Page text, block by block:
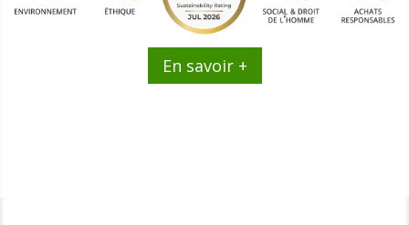
En savoir +